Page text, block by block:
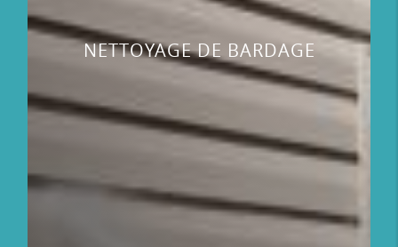
NETTOYAGE DE BARDAGE